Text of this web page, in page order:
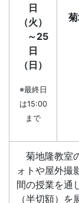
日
（火）
～25
日
（日）
※最終日
は15:00
まで
菊地隆教室
ォトや屋外撮
間の授業を通
（半切額）を